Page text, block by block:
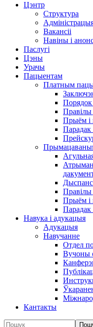
Цэнтр
Структура
Вакансіі
Навіны і
Паслугі
Цэны
Урачы
Пацыентам
Платным
Порядок
Правілы
Прыём і
Парадак
Правілы
Прыём і
Парадак
Навука і адукацыя
Адукацыя
Навучанне
Отдел
Вучоны
Кантакты